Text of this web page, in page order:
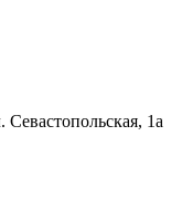
1а